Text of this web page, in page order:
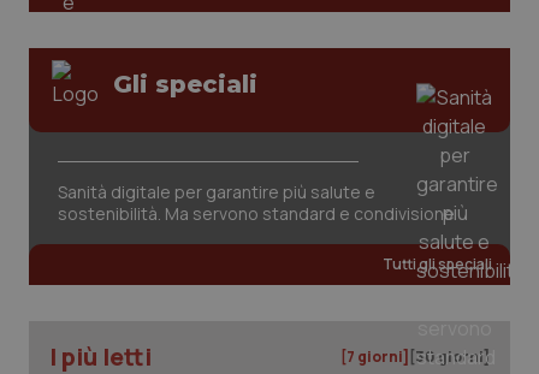
Gli speciali
Sanità digitale per garantire più salute e
sostenibilità. Ma servono standard e condivisione
Tutti gli speciali
I più letti [7 giorni] [30 giorni]